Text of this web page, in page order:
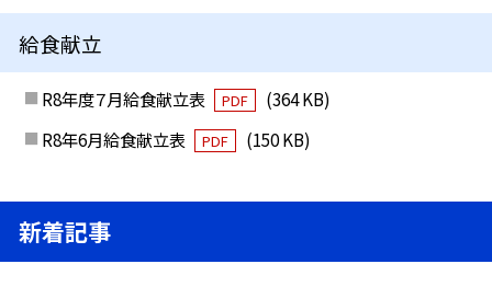
給食献立
R8年度７月給食献立表 PDF
(364 KB)
R8年6月給食献立表
PDF (150 KB)
新着記事